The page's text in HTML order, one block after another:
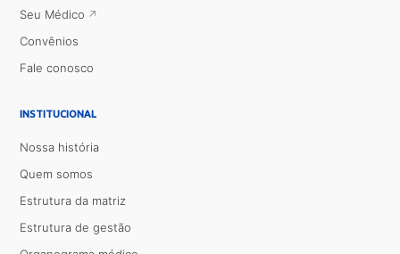
Seu Médico
Convênios
Fale conosco
INSTITUCIONAL
Nossa história
Quem somos
Estrutura da matriz
Estrutura de gestão